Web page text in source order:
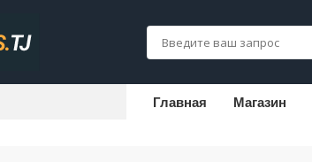
Главная Магазин